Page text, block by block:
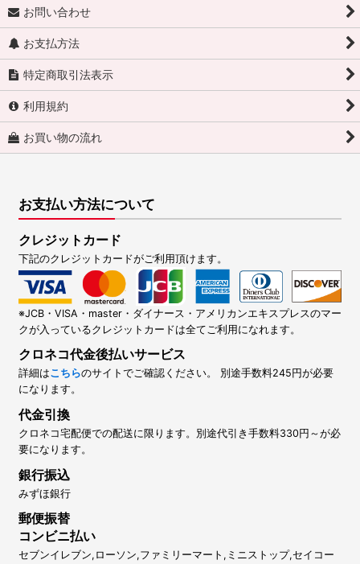
お問い合わせ
お支払方法
特定商取引法表示
利用規約
お買い物の流れ
お支払い方法について
クレジットカード
下記のクレジットカードがご利用頂けます。
※JCB・VISA・master・ダイナース・アメリカンエキスプレスのマー
クが入っているクレジットカードは全てご利用になれます。
クロネコ代金後払いサービス
詳細はこちらのサイトでご確認ください。 別途手数料245円が必要
になります。
代金引換
クロネコ宅配便での配送に限ります。別途代引き手数料330円～が必
要になります。
銀行振込
みずほ銀行
郵便振替
コンビニ払い
セブンイレブン,ローソン,ファミリーマート,ミニストップ,セイコー